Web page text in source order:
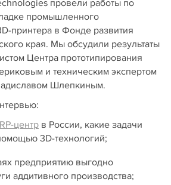
провели работы по
промышленного
в Фонде развития
края. Мы обсудили результаты
Центра прототипирования
и техническим экспертом
Шлепкиным.
RP‑центр в России, какие задачи
3D‑технологий;
предприятию выгодно
аддитивного производства;